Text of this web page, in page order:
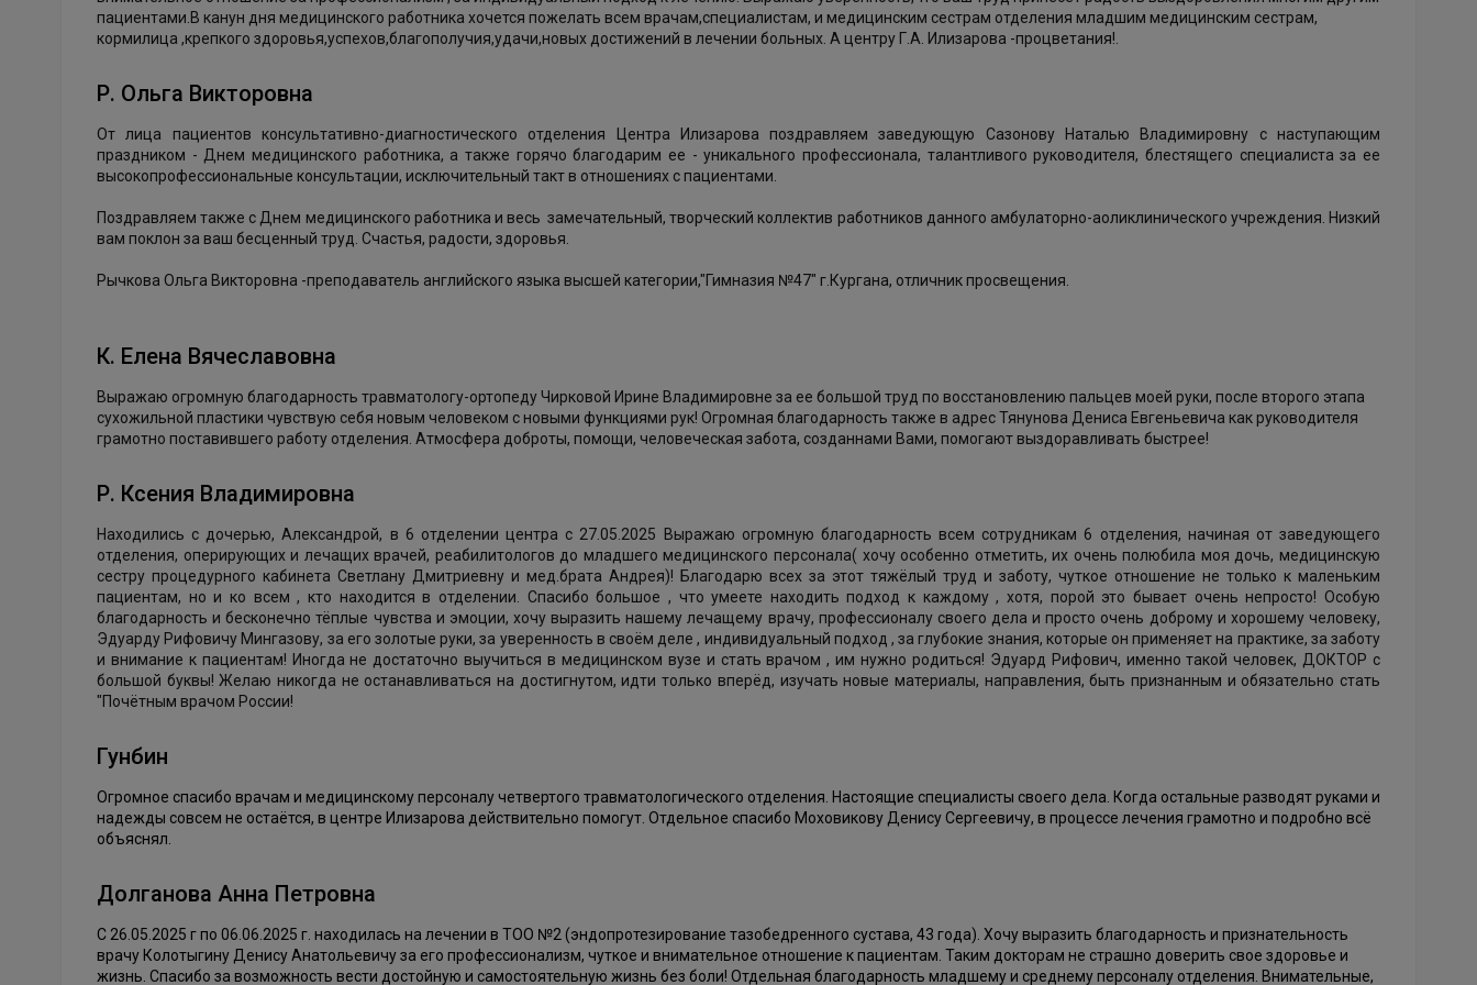
пациентами.В канун дня медицинского работника хочется пожелать всем врачам,специалистам, и медицинским сестрам отделения младшим медицинским сестрам,
кормилица ,крепкого здоровья,успехов,благополучия,удачи,новых достижений в лечении больных. А центру Г.А. Илизарова -процветания!.
Р. Ольга Викторовна
От лица пациентов консультативно-диагностического отделения Центра Илизарова поздравляем заведующую Сазонову Наталью Владимировну с наступающим
праздником - Днем медицинского работника, а также горячо благодарим ее - уникального профессионала, талантливого руководителя, блестящего специалиста за ее
высокопрофессиональные консультации, исключительный такт в отношениях с пациентами.
Поздравляем также с Днем медицинского работника и весь замечательный, творческий коллектив работников данного амбулаторно-аоликлинического учреждения. Низкий
вам поклон за ваш бесценный труд. Счастья, радости, здоровья.
Рычкова Ольга Викторовна -преподаватель английского языка высшей категории,"Гимназия №47" г.Кургана, отличник просвещения.
К. Елена Вячеславовна
Выражаю огромную благодарность травматологу-ортопеду Чирковой Ирине Владимировне за ее большой труд по восстановлению пальцев моей руки, после второго этапа
сухожильной пластики чувствую себя новым человеком с новыми функциями рук! Огромная благодарность также в адрес Тянунова Дениса Евгеньевича как руководителя
грамотно поставившего работу отделения. Атмосфера доброты, помощи, человеческая забота, созданнами Вами, помогают выздоравливать быстрее!
Р. Ксения Владимировна
Находились с дочерью, Александрой, в 6 отделении центра с 27.05.2025 Выражаю огромную благодарность всем сотрудникам 6 отделения, начиная от заведующего
отделения, оперирующих и лечащих врачей, реабилитологов до младшего медицинского персонала( хочу особенно отметить, их очень полюбила моя дочь, медицинскую
сестру процедурного кабинета Светлану Дмитриевну и мед.брата Андрея)! Благодарю всех за этот тяжёлый труд и заботу, чуткое отношение не только к маленьким
пациентам, но и ко всем , кто находится в отделении. Спасибо большое , что умеете находить подход к каждому , хотя, порой это бывает очень непросто! Особую
благодарность и бесконечно тёплые чувства и эмоции, хочу выразить нашему лечащему врачу, профессионалу своего дела и просто очень доброму и хорошему человеку,
Эдуарду Рифовичу Мингазову, за его золотые руки, за уверенность в своём деле , индивидуальный подход , за глубокие знания, которые он применяет на практике, за заботу
и внимание к пациентам! Иногда не достаточно выучиться в медицинском вузе и стать врачом , им нужно родиться! Эдуард Рифович, именно такой человек, ДОКТОР с
большой буквы! Желаю никогда не останавливаться на достигнутом, идти только вперёд, изучать новые материалы, направления, быть признанным и обязательно стать
"Почётным врачом России!
Гунбин
Огромное спасибо врачам и медицинскому персоналу четвертого травматологического отделения. Настоящие специалисты своего дела. Когда остальные разводят руками и
надежды совсем не остаётся, в центре Илизарова действительно помогут. Отдельное спасибо Моховикову Денису Сергеевичу, в процессе лечения грамотно и подробно всё
объяснял.
Долганова Анна Петровна
С 26.05.2025 г по 06.06.2025 г. находилась на лечении в ТОО №2 (эндопротезирование тазобедренного сустава, 43 года). Хочу выразить благодарность и признательность
врачу Колотыгину Денису Анатольевичу за его профессионализм, чуткое и внимательное отношение к пациентам. Таким докторам не страшно доверить свое здоровье и
жизнь. Спасибо за возможность вести достойную и самостоятельную жизнь без боли! Отдельная благодарность младшему и среднему персоналу отделения. Внимательные,